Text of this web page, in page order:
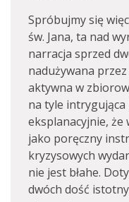
Spróbujmy się
św. Jana, ta nad
narracja sprzed
nadużywana
aktywna w
na tyle
eksplanacyjnie, że
jako poręczny
kryzysowych
nie jest błahe.
dwóch dość